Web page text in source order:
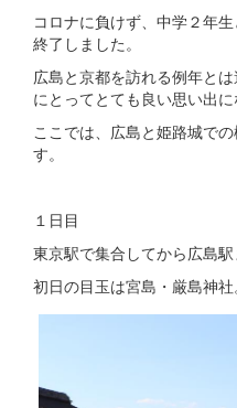
コロナに負けず、中学２年
終了しました。
広島と京都を訪れる例年と
にとってとても良い思い出に
ここでは、広島と姫路城で
す。
１日目
東京駅で集合してから広島駅
初日の目玉は宮島・厳島神社